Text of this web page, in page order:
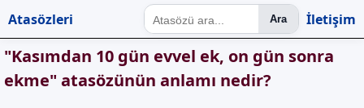
Atasözleri Ara İletişim
"Kasımdan 10 gün evvel ek, on gün sonra
ekme" atasözünün anlamı nedir?